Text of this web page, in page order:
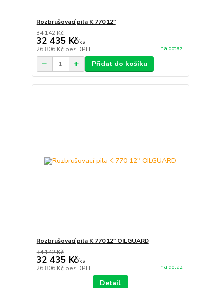
Rozbrušovací pila K 770 12"
34 142 Kč
32 435 Kč/ks
26 806 Kč bez DPH na dotaz
Přidat do košíku
Rozbrušovací pila K 770 12" OILGUARD
34 142 Kč
32 435 Kč/ks
26 806 Kč bez DPH na dotaz
Detail